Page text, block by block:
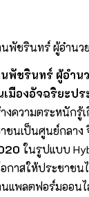
พัชรินทร์ ผู้อำนว
พัชรินทร์ ผู้อำน
เมืองอัจฉริยะปร
งความตระหนักรู้
ชนเป็นศูนย์กลาง
ในรูปแบบ
กาสให้ประชาชน
นแพลตฟอร์มออน